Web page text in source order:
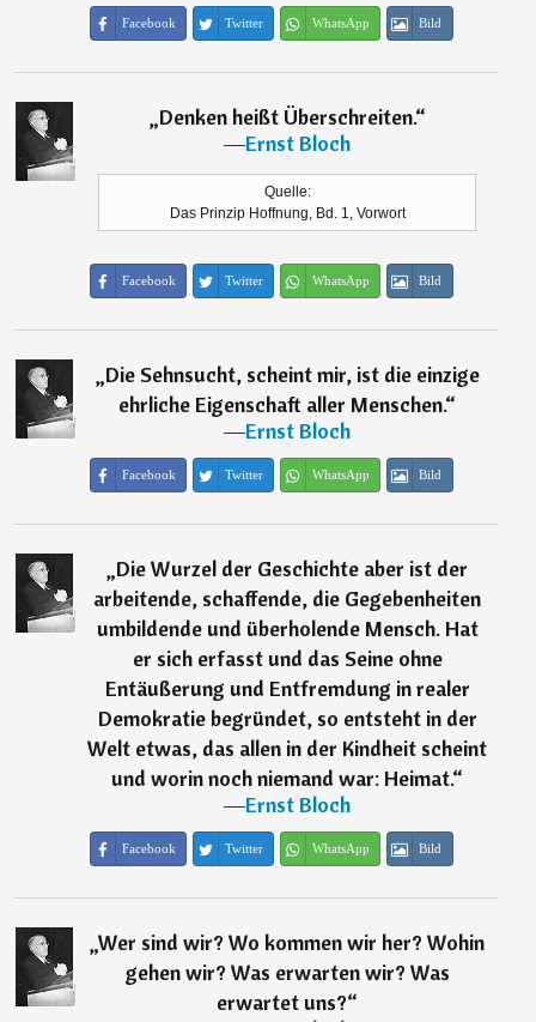
Facebook Twitter WhatsApp Bild
„Denken heißt Überschreiten.“
―Ernst Bloch
Quelle:
Das Prinzip Hoffnung, Bd. 1, Vorwort
Facebook Twitter WhatsApp Bild
„Die Sehnsucht, scheint mir, ist die einzige
ehrliche Eigenschaft aller Menschen.“
―Ernst Bloch
Facebook Twitter WhatsApp Bild
„Die Wurzel der Geschichte aber ist der
arbeitende, schaffende, die Gegebenheiten
umbildende und überholende Mensch. Hat
er sich erfasst und das Seine ohne
Entäußerung und Entfremdung in realer
Demokratie begründet, so entsteht in der
Welt etwas, das allen in der Kindheit scheint
und worin noch niemand war: Heimat.“
―Ernst Bloch
Facebook Twitter WhatsApp Bild
„Wer sind wir? Wo kommen wir her? Wohin
gehen wir? Was erwarten wir? Was
erwartet uns?“